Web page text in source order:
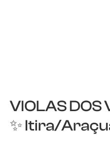
VIOLAS DOS
✨ Itira/